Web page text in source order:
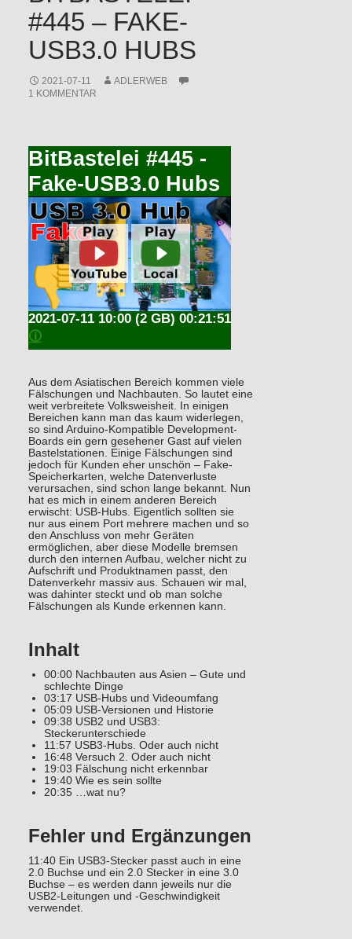
#445 – FAKE-
USB3.0 HUBS
2021-07-11
ADLERWEB
1 KOMMENTAR
BitBastelei #445 -
Fake-USB3.0 Hubs
(2 GB) 00:21:51
2021-07-11 10:00
🛈
Aus dem Asiatischen Bereich kommen viele
Fälschungen und Nachbauten. So lautet eine
weit verbreitete Volksweisheit. In einigen
Bereichen kann man das kaum widerlegen,
so sind Arduino-Kompatible Development-
Boards ein gern gesehener Gast auf vielen
Bastelstationen. Einige Fälschungen sind
jedoch für Kunden eher unschön – Fake-
Speicherkarten, welche Datenverluste
verursachen, sind schon lange bekannt. Nun
hat es mich in einem anderen Bereich
erwischt: USB-Hubs. Eigentlich sollten sie
nur aus einem Port mehrere machen und so
den Anschluss von mehr Geräten
ermöglichen, aber diese Modelle bremsen
durch den internen Aufbau, welcher nicht zu
Aufschrift und Produktnamen passt, den
Datenverkehr massiv aus. Schauen wir mal,
was dahinter steckt und ob man solche
Fälschungen als Kunde erkennen kann.
Inhalt
00:00 Nachbauten aus Asien – Gute und
schlechte Dinge
03:17 USB-Hubs und Videoumfang
05:09 USB-Versionen und Historie
09:38 USB2 und USB3:
Steckerunterschiede
11:57 USB3-Hubs. Oder auch nicht
16:48 Versuch 2. Oder auch nicht
19:03 Fälschung nicht erkennbar
19:40 Wie es sein sollte
20:35 …wat nu?
Fehler und Ergänzungen
11:40 Ein USB3-Stecker passt auch in eine
2.0 Buchse und ein 2.0 Stecker in eine 3.0
Buchse – es werden dann jeweils nur die
USB2-Leitungen und -Geschwindigkeit
verwendet.